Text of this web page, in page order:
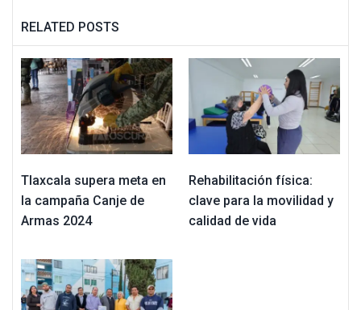
RELATED POSTS
Tlaxcala supera meta en
la campaña Canje de
Armas 2024
Rehabilitación física:
clave para la movilidad y
calidad de vida